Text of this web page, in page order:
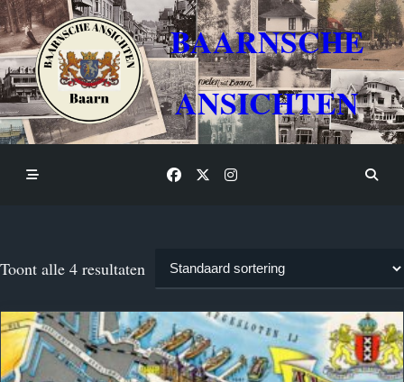
Skip
to
content
BAARNSCHE
ANSICHTEN
Toont alle 4 resultaten